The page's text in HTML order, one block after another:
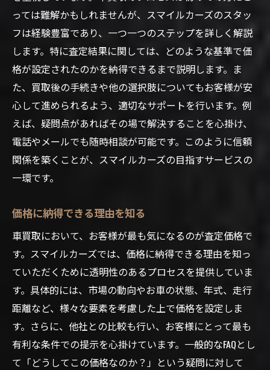
っては難解かもしれませんが、スマイルカーズのスタッ
フは経験豊富であり、一つ一つのステップを詳しく解説
します。特に査定結果に関しては、どのような基準で価
格が設定されたのかを納得できるまで説明します。ま
た、買取後の手続きや他の選択肢についてもお客様が安
心して進められるよう、適切なサポートを行います。例
えば、疑問点があればその場で解決することを心掛け、
電話やメールでも随時相談が可能です。このように信頼
関係を築くことが、スマイルカーズの目指すサービスの
一環です。
価格に納得できる理由を知る
車買取において、お客様が最も気になるのが査定価格で
す。スマイルカーズでは、価格に納得できる理由を知っ
ていただくために透明性のあるプロセスを提供していま
す。具体的には、市場の動向やお車の状態、年式、走行
距離など、様々な要素を考慮した上で価格を設定しま
す。さらに、他社との比較も行い、お客様にとって最も
有利な条件での提示を心掛けています。一般的なFAQとし
て「どうしてこの価格なのか？」という疑問に対して